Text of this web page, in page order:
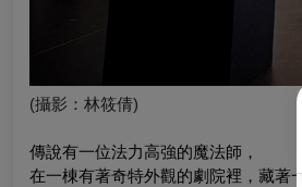
(攝影：林筱倩)
傳說有一位法力高強的魔法師，
在一棟有著奇特外觀的劇院裡，藏著